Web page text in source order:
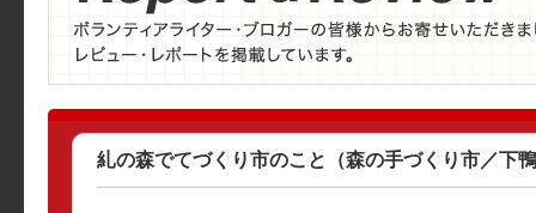
糺の森でてづくり市のこと（森の手づくり市／下